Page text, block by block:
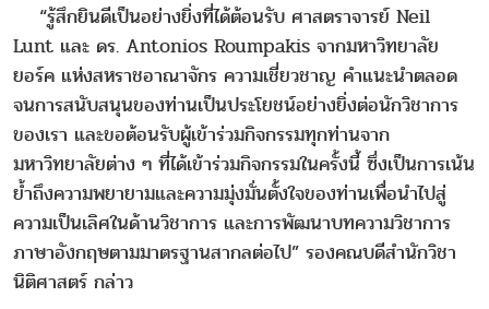
“รู้สึกยินดีเป็นอย่างยิ่งที่ได้ต้อนรับ ศาสตราจารย์ Neil
Lunt และ ดร. Antonios Roumpakis จากมหาวิทยาลัย
ยอร์ค แห่งสหราชอาณาจักร ความเชี่ยวชาญ คำแนะนำตลอด
จนการสนับสนุนของท่านเป็นประโยชน์อย่างยิ่งต่อนักวิชาการ
ของเรา และขอต้อนรับผู้เข้าร่วมกิจกรรมทุกท่านจาก
มหาวิทยาลัยต่าง ๆ ที่ได้เข้าร่วมกิจกรรมในครั้งนี้ ซึ่งเป็นการเน้น
ย้ำถึงความพยายามและความมุ่งมั่นตั้งใจของท่านเพื่อนำไปสู่
ความเป็นเลิศในด้านวิชาการ และการพัฒนาบทความวิชาการ
ภาษาอังกฤษตามมาตรฐานสากลต่อไป” รองคณบดีสำนักวิชา
นิติศาสตร์ กล่าว